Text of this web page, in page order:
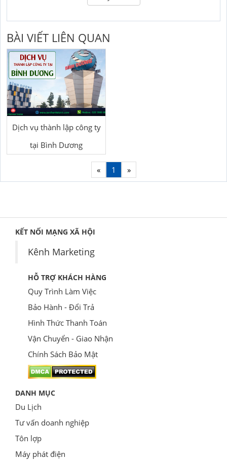
BÀI VIẾT LIÊN QUAN
Dịch vụ thành lập công ty
tại Bình Dương
« 1 »
KẾT NỐI MẠNG XÃ HỘI
Kênh Marketing
HỖ TRỢ KHÁCH HÀNG
Quy Trình Làm Việc
Bảo Hành - Đổi Trả
Hình Thức Thanh Toán
Vận Chuyển - Giao Nhận
Chính Sách Bảo Mật
DANH MỤC
Du Lịch
Tư vấn doanh nghiệp
Tôn lợp
Máy phát điện